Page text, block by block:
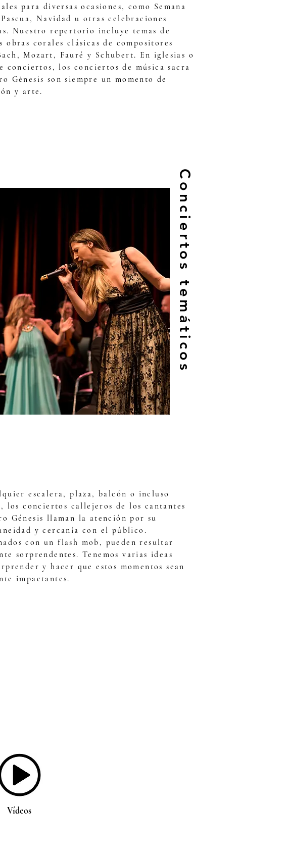
para diversas ocasiones, como Semana
Navidad u otras celebraciones
Nuestro repertorio incluye temas de
obras corales clásicas de compositores
Mozart, Fauré y Schubert. En iglesias o
conciertos, los conciertos de música sacra
Génesis son siempre un momento de
y arte.
Conciertos temáticos
escalera, plaza, balcón o incluso
los conciertos callejeros de los cantantes
Génesis llaman la atención por su
y cercanía con el público.
con un flash mob, pueden resultar
sorprendentes. Tenemos varias ideas
y hacer que estos momentos sean
impactantes.
Vídeos